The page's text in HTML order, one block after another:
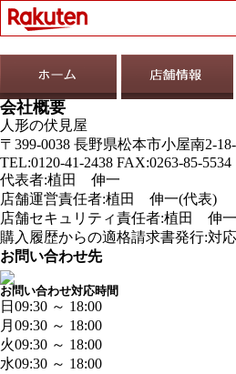
会社概要
人形の伏見屋
〒399-0038 長野県松本市小屋南2-
TEL:0120-41-2438 FAX:0263-85-5534
代表者:植田 伸一
店舗運営責任者:植田 伸一(代表)
店舗セキュリティ責任者:植田 伸一
購入履歴からの適格請求書発行:対
お問い合わせ先
お問い合わせ対応時間
日 09:30 ～ 18:00
月 09:30 ～ 18:00
火09:30 ～ 18:00
水09:30 ～ 18:00